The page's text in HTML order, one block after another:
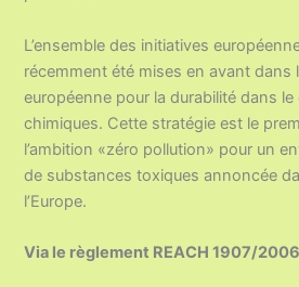
L’ensemble des initiatives
récemment été mises en avant dans
européenne pour la durabilité dans
chimiques. Cette stratégie est le
l’ambition «zéro pollution» pour un
de substances toxiques annoncée
l’Europe.
Via le règlement REACH 1907/2006